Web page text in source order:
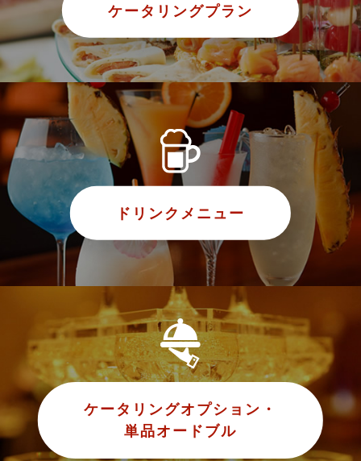
ケータリングプラン
ドリンクメニュー
ケータリングオプション・
単品オードブル